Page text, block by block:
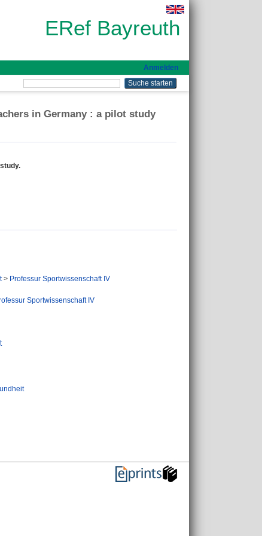
ERef Bayreuth
Anmelden
in Germany : a pilot study
> Professur Sportwissenschaft IV
Sportwissenschaft IV